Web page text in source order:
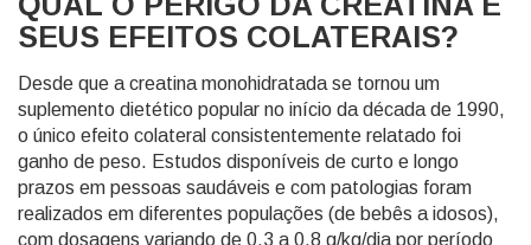
SEUS EFEITOS COLATERAIS?
Desde que a creatina monohidratada se tornou um
suplemento dietético popular no início da década de 1990,
o único efeito colateral consistentemente relatado foi
ganho de peso. Estudos disponíveis de curto e longo
prazos em pessoas saudáveis e com patologias foram
realizados em diferentes populações (de bebês a idosos),
com dosagens variando de 0,3 a 0,8 g/kg/dia por período